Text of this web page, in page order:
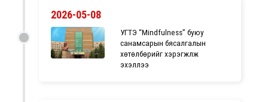
2026-05-08
УГТЭ “Mindfulness” буюу
санамсарын бясалгалын
хөтөлбөрийг хэрэгжүүлж
эхэллээ